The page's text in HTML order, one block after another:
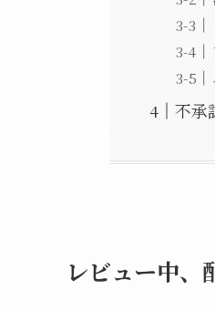
不承
レビュー中